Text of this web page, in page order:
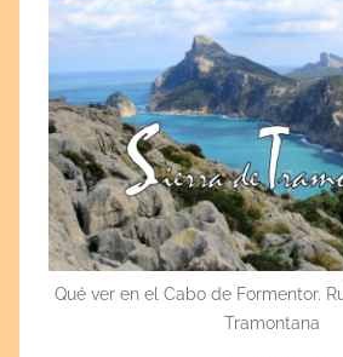
Qué ver en el Cabo de Formentor.
Tramontana